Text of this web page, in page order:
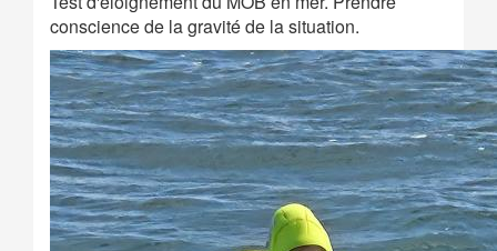
conscience de la gravité de la situation.